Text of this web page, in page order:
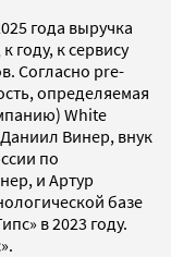
года выручка
году, к сервису
Согласно pre-
определяемая
White
Винер, внук
по
и Артур
базе
в 2023 году.